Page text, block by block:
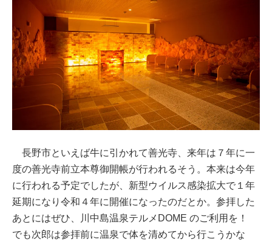
長野市といえば牛に引かれて善光寺、来年は７年に一
度の善光寺前立本尊御開帳が行われるそう。本来は今年
に行われる予定でしたが、新型ウイルス感染拡大で１年
延期になり令和４年に開催になったのだとか。参拝した
あとにはぜひ、川中島温泉テルメDOME のご利用を！
でも次郎は参拝前に温泉で体を清めてから行こうかな